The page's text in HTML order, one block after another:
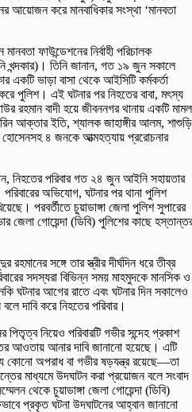
আয়োজন করে মানবাধিকার সংস্থা ‘মানবতা
ফাউন্ডেশনের নির্বাহী পরিচালক
খন্দকার)। তিনি জানান, গত ১৯ জুন সকালে
ভাড়া বাসা থেকে আইসিটি কর্মকর্তা
পুলিশ। এই ঘটনার পর নিহতের বাবা, মৎস্য
রহমান বাদী হয়ে জীবননগর থানায় একটি
আক্তার ইতি, শ্যালক জাহাঙ্গীর আলম, শাশুড়ি
হোসেনসহ ৪ জনকে আত্মহত্যায় প্ররোচনার
পরিবার গত ২৪ জুন আইনি সহায়তার
অভিযোগ, ঘটনার পর থানা পুলিশ
পরবর্তীতে চুয়াডাঙ্গা জেলা পুলিশ সুপারের
জেলা গোয়েন্দা (ডিবি) পুলিশের কাছে
সঙ্গে তার স্ত্রীর দীর্ঘদিন ধরে তীব্র
সদস্যরা বিভিন্ন সময় মাহমুদকে মানসিক ও
ঘটনার আগের রাতে এবং ঘটনার দিন সকালেও
দাবি করে নিহতের পরিবার।
পিতৃত্ব নিয়েও পরিবারটি গভীর সন্দেহ প্রকাশ
আওতায় আনার দাবি জানানো হয়েছে। এটি
অপরাধ বা গভীর ষড়যন্ত্র রয়েছে—তা
মাধ্যমে উদঘাটন করা প্রয়োজন বলে সংবাদ
থেকে চুয়াডাঙ্গা জেলা গোয়েন্দা (ডিবি)
প্রকৃত ঘটনা উদঘাটনের আহ্বান জানানো